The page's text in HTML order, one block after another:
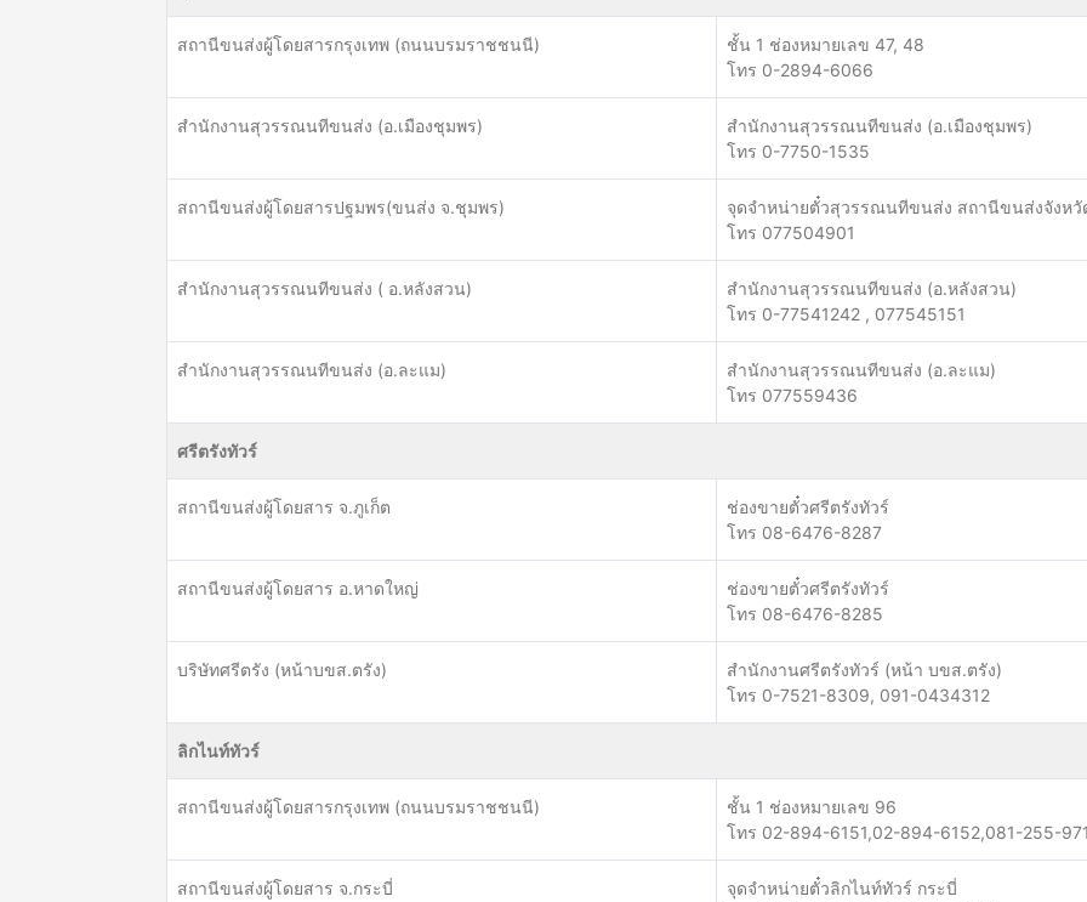
สถานีขนส่งผู้โดยสารกรุงเทพ (ถนนบรมราชชนนี)
ชั้น 1 ช่องหมายเลข 47, 48
โทร 0-2894-6066
สำนักงานสุวรรณนทีขนส่ง (อ.เมืองชุมพร)
สำนักงานสุวรรณนทีขนส่ง (อ.เมืองชุมพร)
โทร 0-7750-1535
สถานีขนส่งผู้โดยสารปฐมพร(ขนส่ง จ.ชุมพร)
จุดจำหน่ายตั๋วสุวรรณนทีขนส่ง สถานีขนส่งจังห
โทร 077504901
สำนักงานสุวรรณนทีขนส่ง ( อ.หลังสวน)
สำนักงานสุวรรณนทีขนส่ง (อ.หลังสวน)
โทร 0-77541242 , 077545151
สำนักงานสุวรรณนทีขนส่ง (อ.ละแม)
สำนักงานสุวรรณนทีขนส่ง (อ.ละแม)
โทร 077559436
ศรีตรังทัวร์
สถานีขนส่งผู้โดยสาร จ.ภูเก็ต
ช่องขายตั๋วศรีตรังทัวร์
โทร 08-6476-8287
สถานีขนส่งผู้โดยสาร อ.หาดใหญ่
ช่องขายตั๋วศรีตรังทัวร์
โทร 08-6476-8285
บริษัทศรีตรัง (หน้าบขส.ตรัง)
สำนักงานศรีตรังทัวร์ (หน้า บขส.ตรัง)
โทร 0-7521-8309, 091-0434312
ลิกไนท์ทัวร์
สถานีขนส่งผู้โดยสารกรุงเทพ (ถนนบรมราชชนนี)
ชั้น 1 ช่องหมายเลข 96
โทร 02-894-6151,02-894-6152,081-255-
สถานีขนส่งผู้โดยสาร จ.กระบี่
จุดจำหน่ายตั๋วลิกไนท์ทัวร์ กระบี่